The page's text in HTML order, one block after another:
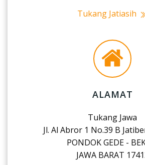
Tukang Jatiasih
ALAMAT
Tukang Jawa
Jl. Al Abror 1 No.39 B
PONDOK GEDE -
JAWA BARAT